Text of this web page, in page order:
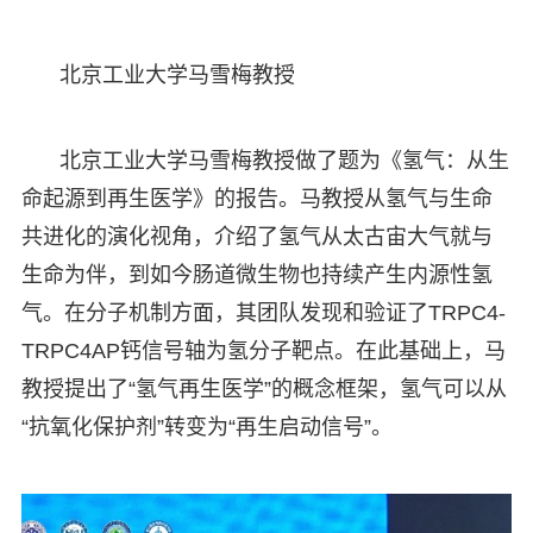
北京工业大学马雪梅教授
北京工业大学马雪梅教授做了题为《氢气：从生
命起源到再生医学》的报告。马教授从氢气与生命
共进化的演化视角，介绍了氢气从太古宙大气就与
生命为伴，到如今肠道微生物也持续产生内源性氢
气。在分子机制方面，其团队发现和验证了TRPC4-
TRPC4AP钙信号轴为氢分子靶点。在此基础上，马
教授提出了“氢气再生医学”的概念框架，氢气可以从
“抗氧化保护剂”转变为“再生启动信号”。